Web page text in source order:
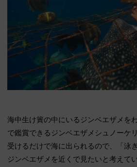
海中生け簀の中にいるジンベエザメを
で鑑賞できるジンベエザメシュノーケ
受けるだけで海に出られるので、「泳
ジンベエザメを近くで見たいと考えて